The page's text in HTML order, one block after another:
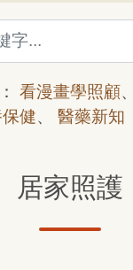
看漫畫學照顧、
健、 醫藥新知
居家照護